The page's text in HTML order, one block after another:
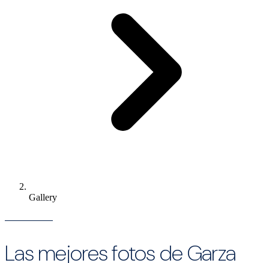
Gallery
Las mejores fotos de Garza